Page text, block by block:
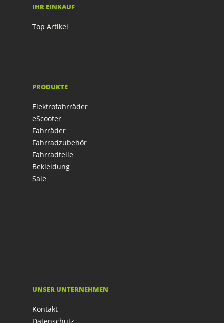
IHR EINKAUF
Top Artikel
PRODUKTE
Elektrofahrräder
eScooter
Fahrräder
Fahrradzubehör
Fahrradteile
Bekleidung
Sale
UNSER UNTERNEHMEN
Kontakt